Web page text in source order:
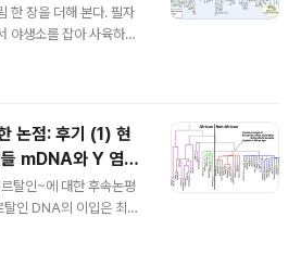
발견되었다. 그리고 이
존의 다른 소 dna와는
개의 경로를 거쳐 사육
한 장을 더해 본다. 필자
야생소를 잡아 사육하기
유역에서 처음 포획되어
처음 사육화 해서 전 세
우리나라 한우도 포함된
이것이라 생각하면 된다.
였던 것이 메소포
보일 것이다. 이는 조상
논점: 후기 (1) 현
mDNA와 Y 염색
탈인~에 대한 후속논평
탈인 DNA의 이입은 최근
최근 이 주제로 노벨상